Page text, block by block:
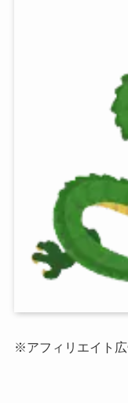
※アフィリエイト